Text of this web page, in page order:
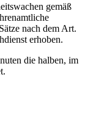
gemäß
nach dem Art.
erhoben.
die halben, im